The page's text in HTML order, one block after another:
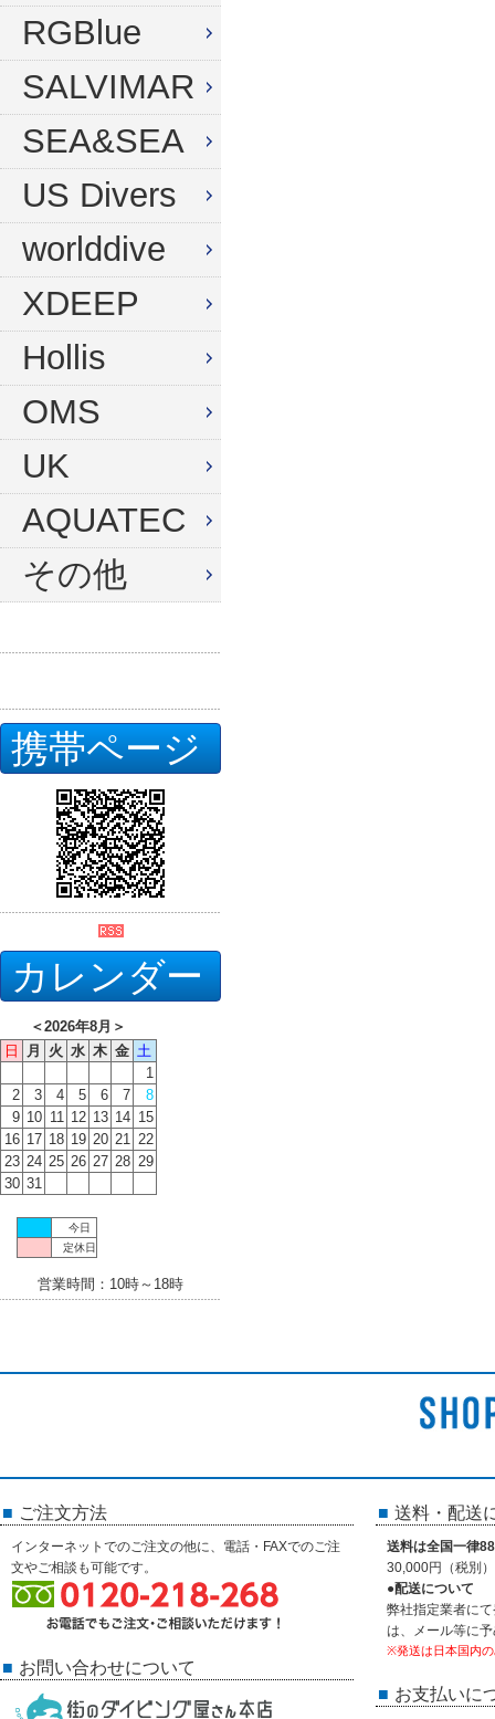
RGBlue
SALVIMAR
SEA&SEA
US Divers
worlddive
XDEEP
Hollis
OMS
UK
AQUATEC
その他
携帯ページ
カレンダー
＜2026年8月 ＞
日
月 火 水 木 金 土
1
2
3 4 5 6 7
8
9 10 11 12 13 14 15
16 17 18 19 20 21 22
23 24 25 26 27 28 29
30 31
今日
定休日
営業時間：10時～18時
ご注文方法
インターネットでのご注文の他に、電話・FAXでのご注
文やご相談も可能です。
お問い合わせについて
送料・配送
送料は全国一律
30,000円（税別
●配送について
弊社指定業者に
は、メール等に
※発送は日本国内
お支払いに